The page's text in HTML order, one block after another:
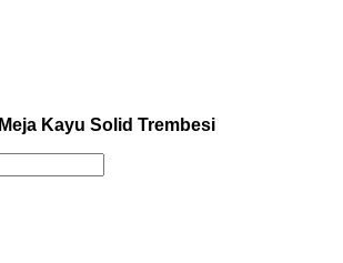
Meja Kayu Solid Trembesi